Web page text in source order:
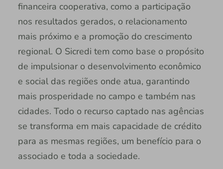
financeira cooperativa, como a participação
nos resultados gerados, o relacionamento
mais próximo e a promoção do crescimento
regional. O Sicredi tem como base o propósito
de impulsionar o desenvolvimento econômico
e social das regiões onde atua, garantindo
mais prosperidade no campo e também nas
cidades. Todo o recurso captado nas agências
se transforma em mais capacidade de crédito
para as mesmas regiões, um benefício para o
associado e toda a sociedade.